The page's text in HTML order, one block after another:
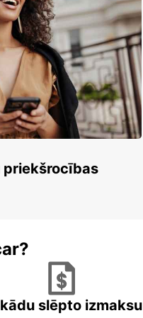
priekšrocības
slēpto izmaksu